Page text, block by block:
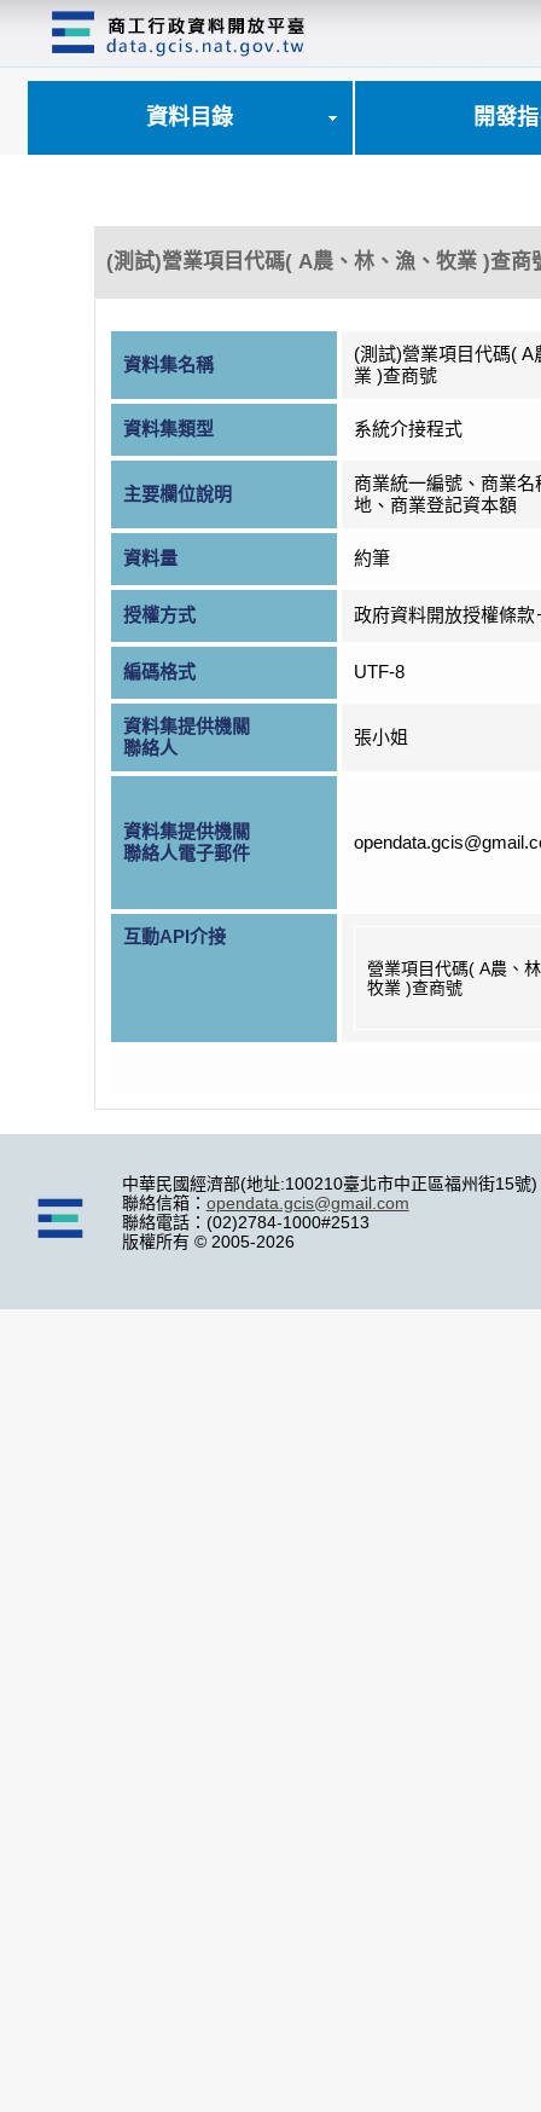
資料目錄 開發
(測試)營業項目代碼( A農、林、漁、牧業 )查商
資料集名稱
(測試)營業項目代碼( A
業 )查商號
資料集類型 系統介接程式
主要欄位說明
商業統一編號、商業名
地、商業登記資本額
資料量 約筆
授權方式 政府資料開放授權條款
編碼格式 UTF-8
資料集提供機關
聯絡人
張小姐
資料集提供機關
聯絡人電子郵件
互動API介接
營業項目代碼( A農、
牧業 )查商號
中華民國經濟部(地址:100210臺北市中正區福州街15號)
聯絡信箱： opendata.gcis@gmail.com
聯絡電話：(02)2784-1000#2513
版權所有 © 2005-2026